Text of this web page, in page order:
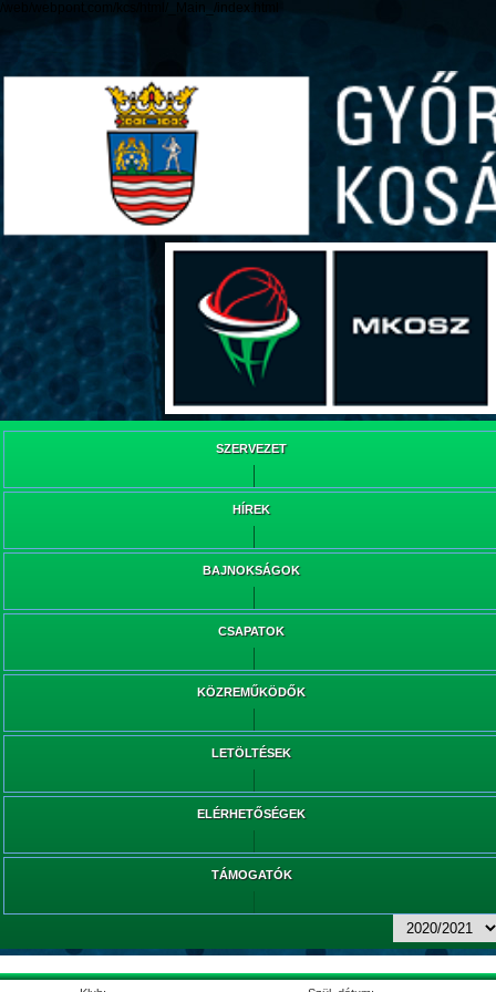
/web/webpont.com/kcs/html/_Main_/index.html
SZERVEZET
HÍREK
BAJNOKSÁGOK
CSAPATOK
KÖZREMŰKÖDŐK
LETÖLTÉSEK
ELÉRHETŐSÉGEK
TÁMOGATÓK